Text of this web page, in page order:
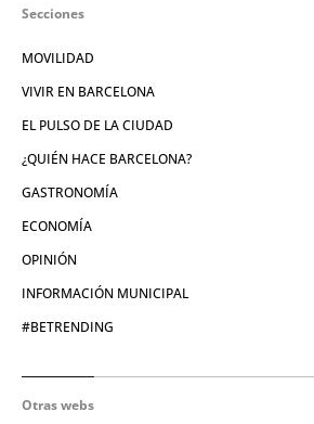
Secciones
MOVILIDAD
VIVIR EN BARCELONA
EL PULSO DE LA CIUDAD
¿QUIÉN HACE BARCELONA?
GASTRONOMÍA
ECONOMÍA
OPINIÓN
INFORMACIÓN MUNICIPAL
#BETRENDING
Otras webs